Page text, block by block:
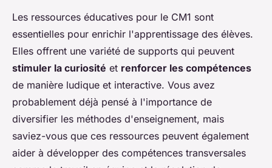
Les ressources éducatives pour le CM1 sont
essentielles pour enrichir l'apprentissage des élèves.
Elles offrent une variété de supports qui peuvent
stimuler la curiosité et renforcer les compétences
de manière ludique et interactive. Vous avez
probablement déjà pensé à l'importance de
diversifier les méthodes d'enseignement, mais
saviez-vous que ces ressources peuvent également
aider à développer des compétences transversales